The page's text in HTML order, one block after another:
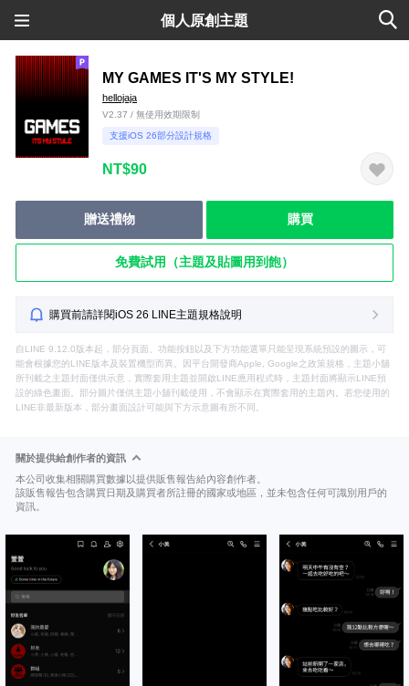
個人原創主題
MY GAMES IT'S MY STYLE!
hellojaja
V2.37 / 無使用效期限制
支援iOS 26部分設計規格
NT$90
贈送禮物 購買
免費試用（主題及貼圖用到飽）
購買前請詳閱iOS 26 LINE主題規格說明
自LINE 9.12.0版本起，部分頁面、功能按鈕以及下方功能選單只能呈現系統預設的圖示，可
能會根據您的LINE版本及裝置機型而異。因平台開發商Apple, Google之政策規格，主題小舖
所刊載之主題封面僅供示意，實際套用主題並開啟LINE應用程式時，主題封面將顯示LINE預
設的綠色畫面。部分圖片僅供主題小舖刊載使用，不會顯示在實際套用的主題內。若您使用的
LINE非最新版本，部分畫面設計可能與下方示意圖有所不同。
關於提供給創作者的資訊
本公司收集相關購買數據以提供販售報告給內容創作者。
該販售報告包含購買日期及購買者所註冊的國家或地區，並未包含任何可識別用戶的
資訊。